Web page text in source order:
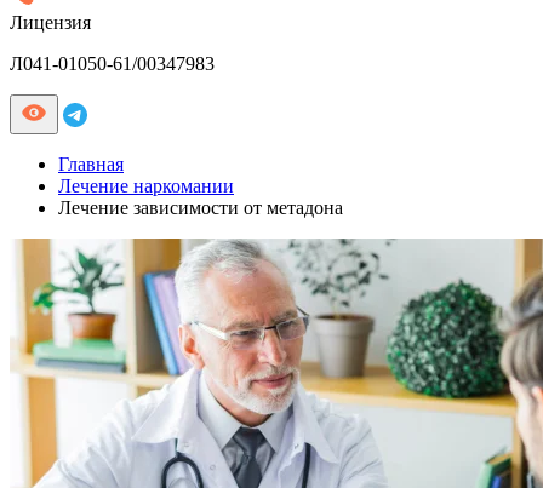
Лицензия
Л041-01050-61/00347983
Главная
Лечение наркомании
Лечение зависимости от метадона